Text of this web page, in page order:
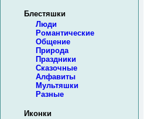
Блестяшки
Люди
Романтические
Общение
Природа
Праздники
Сказочные
Алфавиты
Мультяшки
Разные
Иконки